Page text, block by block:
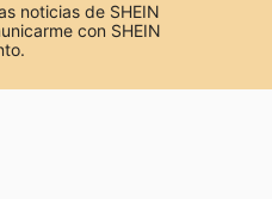
noticias de SHEIN
con SHEIN